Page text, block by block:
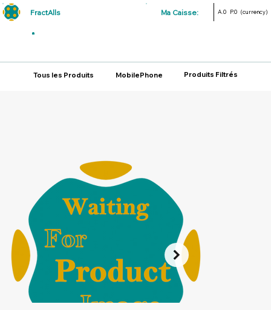
FractAlls Ma Caisse: A.0 P.0 (currency)
Tous les Produits MobilePhone Produits Filtrés